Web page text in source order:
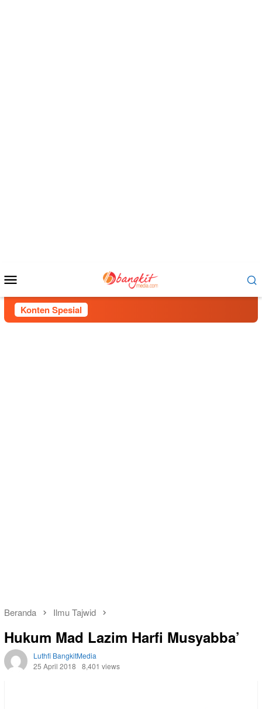
Mobile
Konten Spesial
Beranda Ilmu Tajwid
Hukum Mad Lazim Harfi Musyabba’
Luthfi BangkitMedia
25 April 2018
8,401 views